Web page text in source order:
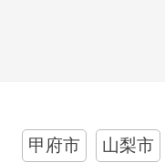
甲府市 山梨市